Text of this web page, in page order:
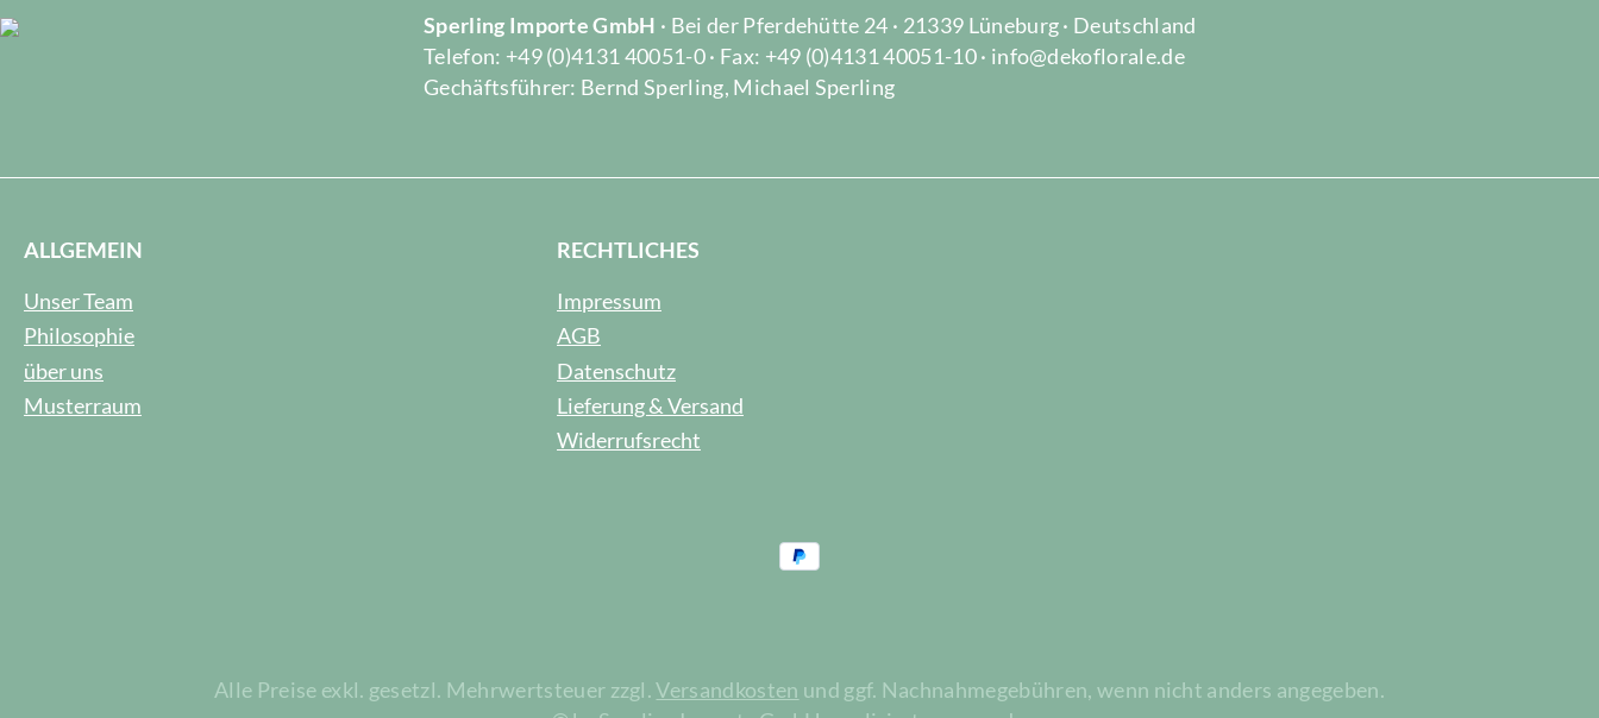
Sperling Importe GmbH · Bei der Pferdehütte 24 · 21339 Lüneburg · Deutschland
Telefon: +49 (0)4131 40051-0 · Fax: +49 (0)4131 40051-10 · info@dekoflorale.de
Gechäftsführer: Bernd Sperling, Michael Sperling
ALLGEMEIN
Unser Team
Philosophie
über uns
Musterraum
RECHTLICHES
Impressum
AGB
Datenschutz
Lieferung & Versand
Widerrufsrecht
Alle Preise exkl. gesetzl. Mehrwertsteuer zzgl.Versandkosten und ggf. Nachnahmegebühren, wenn nicht anders angegeben.